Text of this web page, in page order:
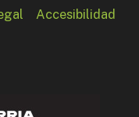
Accesibilidad